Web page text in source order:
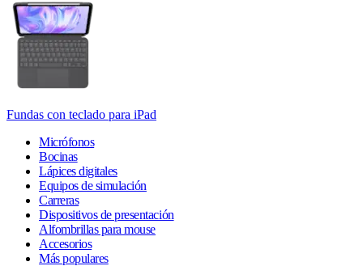
Fundas con teclado para iPad
Micrófonos
Bocinas
Lápices digitales
Equipos de simulación
Carreras
Dispositivos de presentación
Alfombrillas para mouse
Accesorios
Más populares